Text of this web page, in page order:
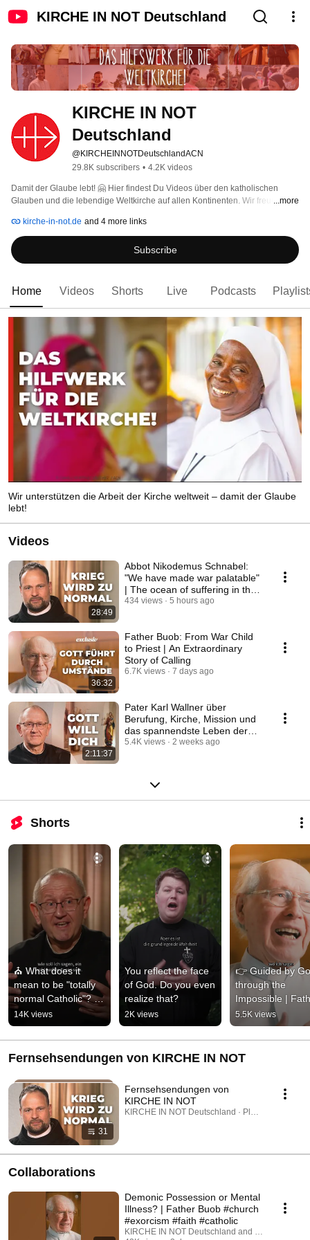
KIRCHE IN NOT Deutschland
KIRCHE IN NOT
Deutschland
@KIRCHEINNOTDeutschlandACN
29.8K subscribers • 4.2K videos
Damit der Glaube lebt! 🤗 Hier findest Du Videos über den katholischen
Glauben und die lebendige Weltkirche auf allen Kontinenten. Wir freuen uns
möchtest: Kanal abonnieren!
...more
kirche-in-not.de and 4 more links
Subscribe
Home Videos Shorts Live Podcasts
Wir unterstützen die Arbeit der Kirche weltweit – damit der Glaube
lebt!
Videos
28:49
Abbot Nikodemus Schnabel:
"We have made war palatable"
| The ocean of suffering in the
Holy Land
434 views 5 hours ago
36:32
Father Buob: From War Child
to Priest | An Extraordinary
Story of Calling
6.7K views 7 days ago
2:11:37
Pater Karl Wallner über
Berufung, Kirche, Mission und
das spannendste Leben der
Welt #katholisch
5.4K views 2 weeks ago
Shorts
⛪ What does it
mean to be "totally
normal Catholic"? |
Father Karl Wallner
14K views
You reflect the face
of God. Do you even
realize that?
2K views
👉 Guided by
through the
Impossible |
Buob
5.5K views
Fernsehsendungen von KIRCHE IN NOT
31
Fernsehsendungen von
KIRCHE IN NOT
KIRCHE IN NOT Deutschland · Playlist
Collaborations
Demonic Possession or Mental
Illness? | Father Buob #church
#exorcism #faith #catholic
KIRCHE IN NOT Deutschland and St. Ulrich